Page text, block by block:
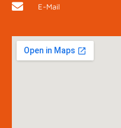
E-Mail